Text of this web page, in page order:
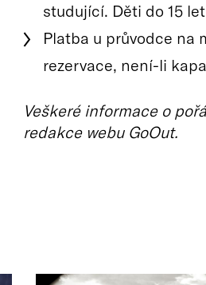
studující. Děti do 15
Platba u průvodce na
rezervace, není-li
Veškeré informace o
redakce webu GoOut.